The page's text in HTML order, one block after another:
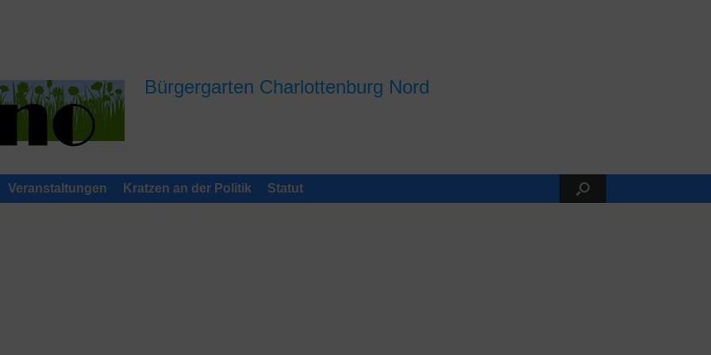
Bürgergarten Charlottenburg Nord
Veranstaltungen Kratzen an der Politik Statut